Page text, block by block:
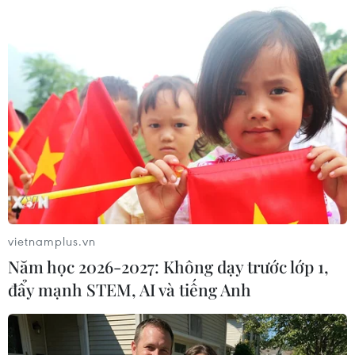
#Liên bang Nga #Nghệ An
#Xứ Nghệ
#Sao Mai điểm hẹn
#Ca sỹ
#Nạn nhân da cam
#Trung tâm thương mại
#Phụ nữ Việt Nam
Nghệ An
Theo dõi VietnamPlus
vietnamplus.vn
Năm học 2026-2027: Không dạy trước lớp 1,
đẩy mạnh STEM, AI và tiếng Anh